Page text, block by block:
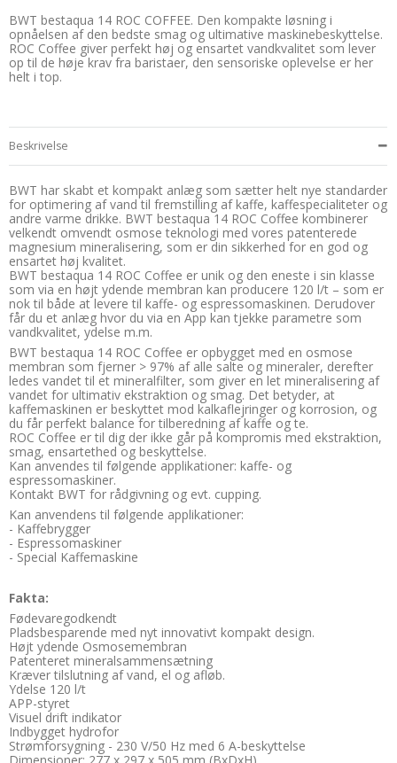
BWT bestaqua 14 ROC COFFEE. Den kompakte løsning i
opnåelsen af den bedste smag og ultimative maskinebeskyttelse.
ROC Coffee giver perfekt høj og ensartet vandkvalitet som lever
op til de høje krav fra baristaer, den sensoriske oplevelse er her
helt i top.
Beskrivelse
BWT har skabt et kompakt anlæg som sætter helt nye standarder
for optimering af vand til fremstilling af kaffe, kaffespecialiteter og
andre varme drikke. BWT bestaqua 14 ROC Coffee kombinerer
velkendt omvendt osmose teknologi med vores patenterede
magnesium mineralisering, som er din sikkerhed for en god og
ensartet høj kvalitet.
BWT bestaqua 14 ROC Coffee er unik og den eneste i sin klasse
som via en højt ydende membran kan producere 120 l/t – som er
nok til både at levere til kaffe- og espressomaskinen. Derudover
får du et anlæg hvor du via en App kan tjekke parametre som
vandkvalitet, ydelse m.m.
BWT bestaqua 14 ROC Coffee er opbygget med en osmose
membran som fjerner > 97% af alle salte og mineraler, derefter
ledes vandet til et mineralfilter, som giver en let mineralisering af
vandet for ultimativ ekstraktion og smag. Det betyder, at
kaffemaskinen er beskyttet mod kalkaflejringer og korrosion, og
du får perfekt balance for tilberedning af kaffe og te.
ROC Coffee er til dig der ikke går på kompromis med ekstraktion,
smag, ensartethed og beskyttelse.
Kan anvendes til følgende applikationer: kaffe- og
espressomaskiner.
Kontakt BWT for rådgivning og evt. cupping.
Kan anvendens til følgende applikationer:
- Kaffebrygger
- Espressomaskiner
- Special Kaffemaskine
Fakta:
Fødevaregodkendt
Pladsbesparende med nyt innovativt kompakt design.
Højt ydende Osmosemembran
Patenteret mineralsammensætning
Kræver tilslutning af vand, el og afløb.
Ydelse 120 l/t
APP-styret
Visuel drift indikator
Indbygget hydrofor
Strømforsygning - 230 V/50 Hz med 6 A-beskyttelse